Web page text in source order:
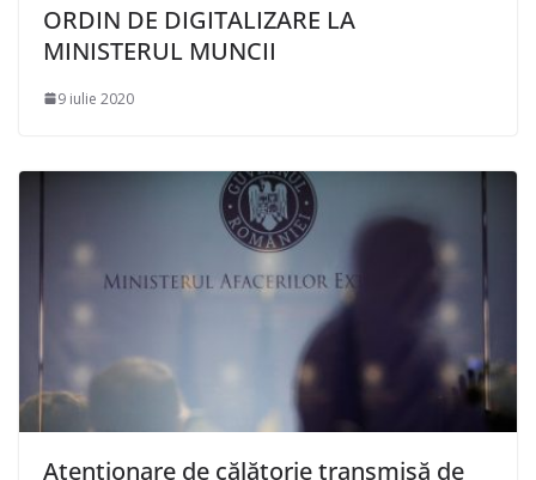
ORDIN DE DIGITALIZARE LA
MINISTERUL MUNCII
9 iulie 2020
Atenţionare de călătorie transmisă de